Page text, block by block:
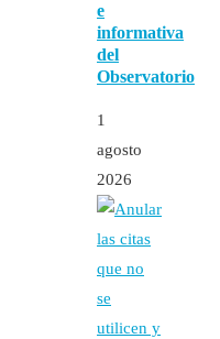
e
informativa
del
Observatorio
1
agosto
2026